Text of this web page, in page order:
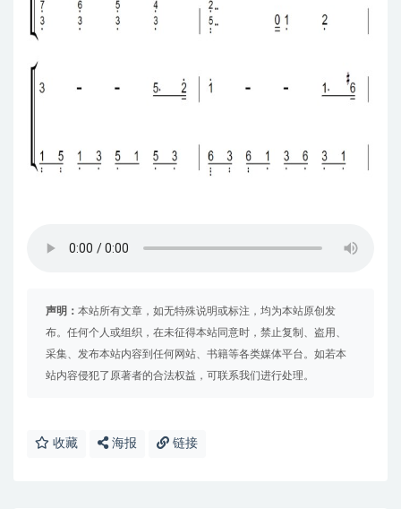
声明： 本站所有文章，如无特殊说明或标注，均为本站原创发
布。任何个人或组织，在未征得本站同意时，禁止复制、盗用、
采集、发布本站内容到任何网站、书籍等各类媒体平台。如若本
站内容侵犯了原著者的合法权益，可联系我们进行处理。
收藏 海报 链接